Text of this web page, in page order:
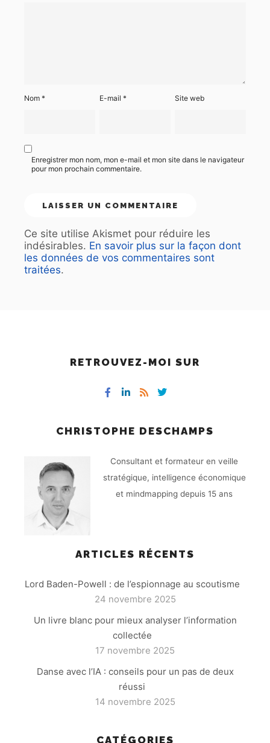
Nom * E-mail* Site web
Enregistrer mon nom, mon e-mail et mon site dans le navigateur
pour mon prochain commentaire.
Ce site utilise Akismet pour réduire les
indésirables. En savoir plus sur la façon dont
les données de vos commentaires sont
traitées.
RETROUVEZ-MOI SUR
CHRISTOPHE DESCHAMPS
Consultant et formateur en veille
stratégique, intelligence économique
et mindmapping depuis 15 ans
ARTICLES RÉCENTS
Lord Baden-Powell : de l’espionnage au scoutisme
24 novembre 2025
Un livre blanc pour mieux analyser l’information
collectée
17 novembre 2025
Danse avec l’IA : conseils pour un pas de deux
réussi
14 novembre 2025
CATÉGORIES